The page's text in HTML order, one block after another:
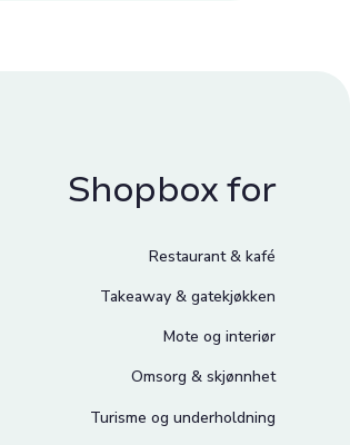
Shopbox for
Restaurant & kafé
Takeaway & gatekjøkken
Mote og interiør
Omsorg & skjønnhet
Turisme og underholdning